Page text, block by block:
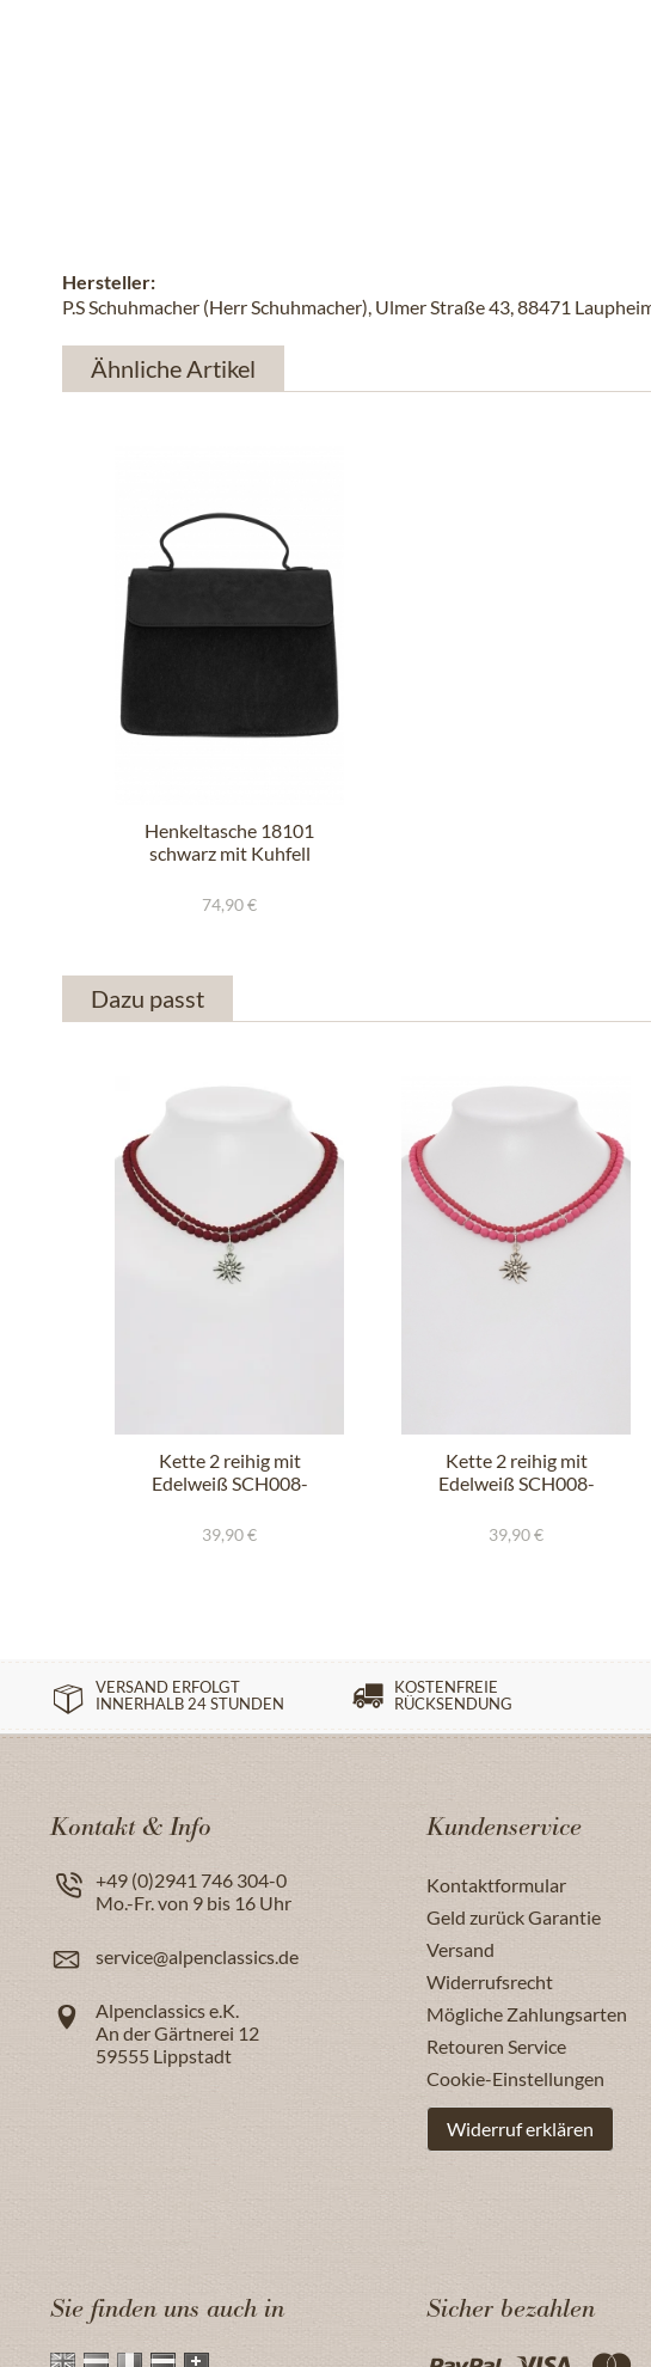
Hersteller:
P.S Schuhmacher (Herr Schuhmacher), Ulmer Straße 43, 88471
Ähnliche Artikel
Henkeltasche 18101
schwarz mit Kuhfell
74,90 €
Dazu passt
Kette 2 reihig mit
Edelweiß SCH008-
39,90 €
Kette 2 reihig mit
Edelweiß SCH008-
39,90 €
VERSAND ERFOLGT
INNERHALB 24 STUNDEN
KOSTENFREIE
RÜCKSENDUNG
Kontakt & Info
+49 (0)2941 746 304-0
Mo.-Fr. von 9 bis 16 Uhr
service@alpenclassics.de
Alpenclassics e.K.
An der Gärtnerei 12
59555 Lippstadt
Kundenservice
Kontaktformular
Geld zurück Garantie
Versand
Widerrufsrecht
Mögliche Zahlungsarten
Retouren Service
Cookie-Einstellungen
Widerruf erklären
Sie finden uns auch in Sicher bezahlen